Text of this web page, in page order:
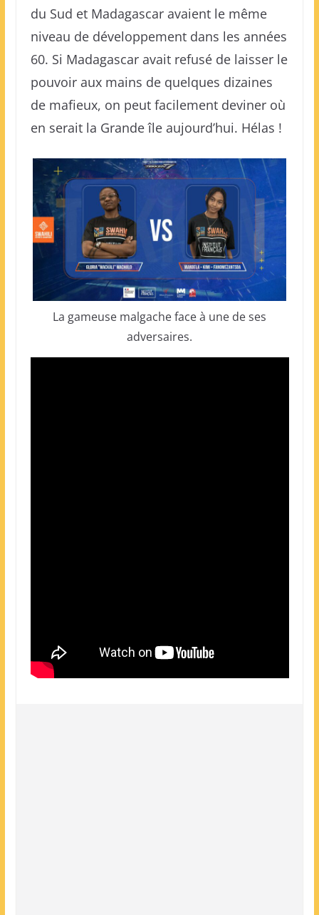
du Sud et Madagascar avaient le même
niveau de développement dans les années
60. Si Madagascar avait refusé de laisser le
pouvoir aux mains de quelques dizaines
de mafieux, on peut facilement deviner où
en serait la Grande île aujourd’hui. Hélas !
La gameuse malgache face à une de ses
adversaires.